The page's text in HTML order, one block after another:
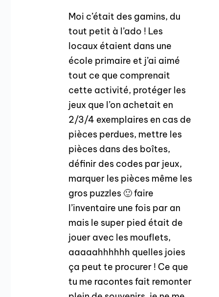
Moi c’était des gamins, du
tout petit à l’ado ! Les
locaux étaient dans une
école primaire et j’ai aimé
tout ce que comprenait
cette activité, protéger les
jeux que l’on achetait en
2/3/4 exemplaires en cas de
pièces perdues, mettre les
pièces dans des boîtes,
définir des codes par jeux,
marquer les pièces même les
gros puzzles 🙂 faire
l’inventaire une fois par an
mais le super pied était de
jouer avec les mouflets,
aaaaahhhhhh quelles joies
ça peut te procurer ! Ce que
tu me racontes fait remonter